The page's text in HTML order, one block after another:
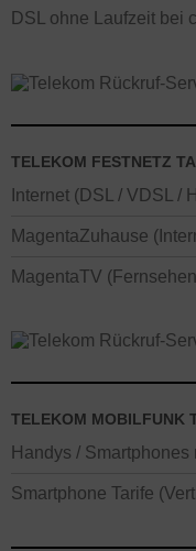
DSL ohne Laufzeit bei
TELEKOM FESTNETZ
Internet (DSL / VDSL /
MagentaZuhause
MagentaTV
TELEKOM MOBILFUNK
Handys / Smartphones
Smartphone Tarife